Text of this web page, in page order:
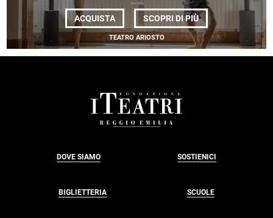
ACQUISTA SCOPRI DI PIÙDI
CCN
<EM>MICRODANZE
@RE</EM>
TEATRO ARIOSTO
DOVE SIAMO SOSTIENICI
BIGLIETTERIA SCUOLE